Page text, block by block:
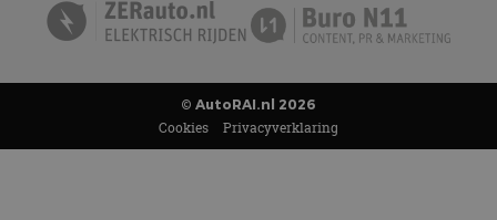
© AutoRAI.nl 2026
Cookies Privacyverklaring